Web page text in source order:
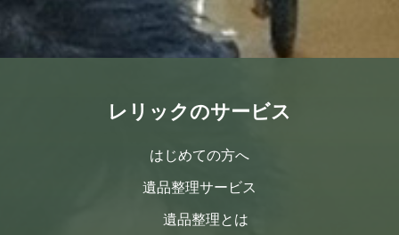
レリックのサービス
はじめての方へ
遺品整理サービス
遺品整理とは